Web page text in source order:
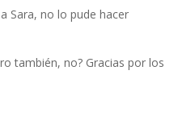
Sara, no lo pude hacer
también, no? Gracias por los